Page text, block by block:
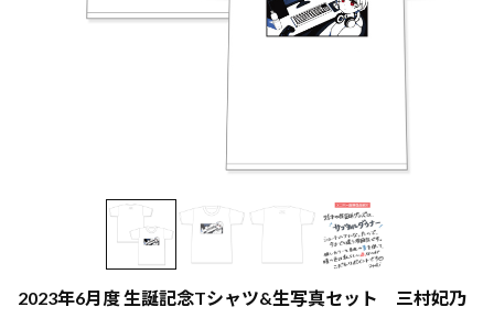
2023年6月度 生誕記念Tシャツ&生写真セット 三村妃乃